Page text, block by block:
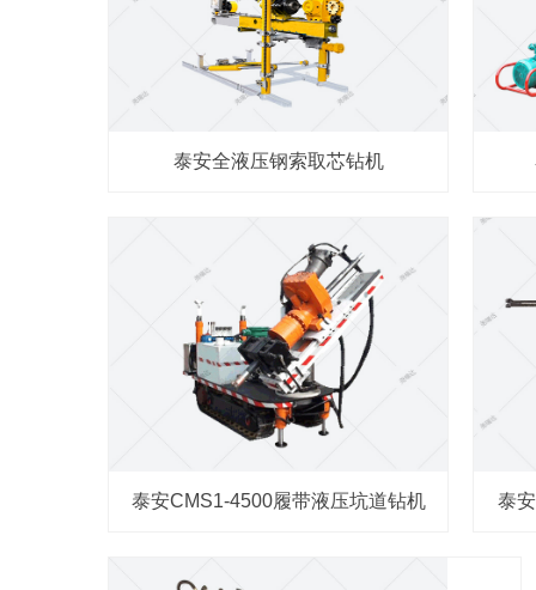
泰安全液压钢索取芯钻机
泰安CMS1-4500履带液压坑道钻机 泰